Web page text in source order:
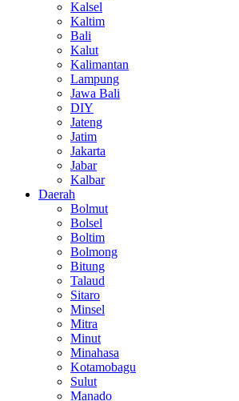
Kalsel
Kaltim
Bali
Kalut
Kalimantan
Lampung
Jawa Bali
DIY
Jateng
Jatim
Jakarta
Jabar
Kalbar
Daerah
Bolmut
Bolsel
Boltim
Bolmong
Bitung
Talaud
Sitaro
Minsel
Mitra
Minut
Minahasa
Kotamobagu
Sulut
Manado